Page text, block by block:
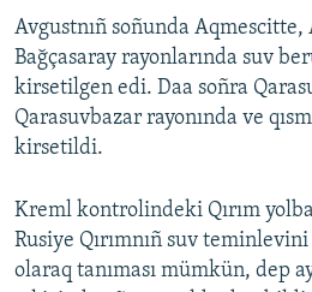
Avgustnıñ soñunda Aqmescitte,
Bağçasaray rayonlarında suv
kirsetilgen edi. Daa soñra
Qarasuvbazar rayonında ve
kirsetildi.
Kreml kontrolindeki Qırım
Rusiye Qırımnıñ suv
olaraq tanıması mümkün, dep